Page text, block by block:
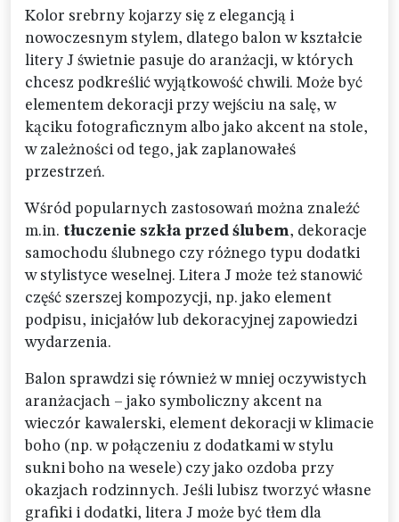
Kolor srebrny kojarzy się z elegancją i
nowoczesnym stylem, dlatego balon w kształcie
litery J świetnie pasuje do aranżacji, w których
chcesz podkreślić wyjątkowość chwili. Może być
elementem dekoracji przy wejściu na salę, w
kąciku fotograficznym albo jako akcent na stole,
w zależności od tego, jak zaplanowałeś
przestrzeń.
Wśród popularnych zastosowań można znaleźć
m.in. tłuczenie szkła przed ślubem, dekoracje
samochodu ślubnego czy różnego typu dodatki
w stylistyce weselnej. Litera J może też stanowić
część szerszej kompozycji, np. jako element
podpisu, inicjałów lub dekoracyjnej zapowiedzi
wydarzenia.
Balon sprawdzi się również w mniej oczywistych
aranżacjach – jako symboliczny akcent na
wieczór kawalerski, element dekoracji w klimacie
boho (np. w połączeniu z dodatkami w stylu
sukni boho na wesele) czy jako ozdoba przy
okazjach rodzinnych. Jeśli lubisz tworzyć własne
grafiki i dodatki, litera J może być tłem dla